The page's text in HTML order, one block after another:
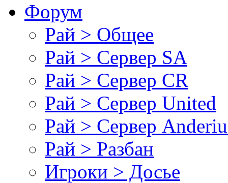
Форум
Рай > Общее
Рай > Сервер SA
Рай > Сервер CR
Рай > Сервер United
Рай > Сервер
Рай > Разбан
Игроки > Досье